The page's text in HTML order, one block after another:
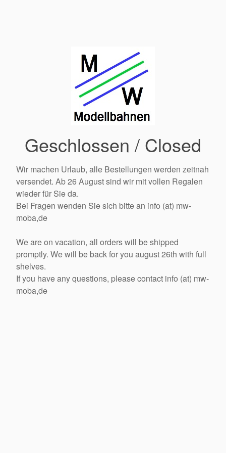
Geschlossen / Closed
Wir machen Urlaub, alle Bestellungen werden zeitnah
versendet. Ab 26 August sind wir mit vollen Regalen
wieder für Sie da.
Bei Fragen wenden Sie sich bitte an info (at) mw-
moba,de
We are on vacation, all orders will be shipped
promptly. We will be back for you august 26th with full
shelves.
If you have any questions, please contact info (at) mw-
moba,de